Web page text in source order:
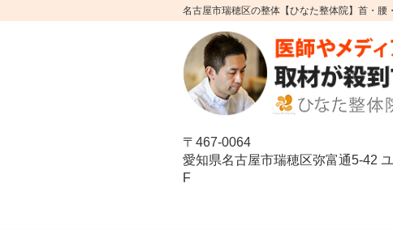
名古屋市瑞穂区の整体【ひなた整体院】首・腰
〒467-0064
愛知県名古屋市瑞穂区弥富通5-42
F